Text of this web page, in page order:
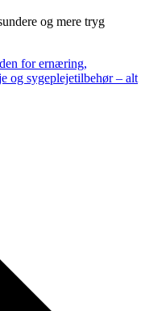
og mere tryg
for ernæring,
og sygeplejetilbehør – alt